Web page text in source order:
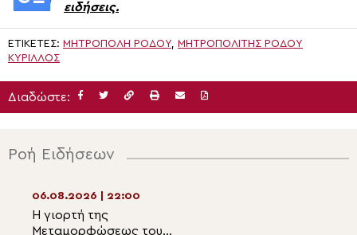
ειδήσεις.
ΕΤΙΚΈΤΕΣ: ΜΗΤΡΌΠΟΛΗ ΡΌΔΟΥ, ΜΗΤΡΟΠΟΛΊΤΗΣ ΡΌΔΟΥ
ΚΎΡΙΛΛΟΣ
Διαδώστε:
Ροή Ειδήσεων
06.08.2026 | 22:00
Η γιορτή της
Μεταμορφώσεως του